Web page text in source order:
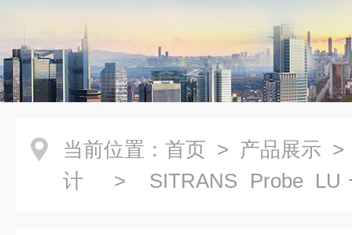
当前位置： 首页 > 产品展示
计
> SITRANS Probe